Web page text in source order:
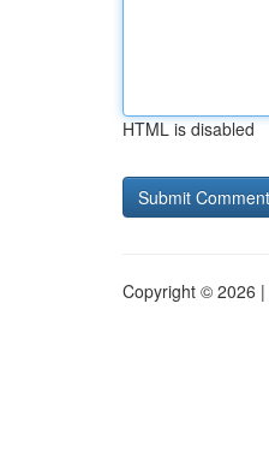
HTML is disabled
Copyright © 2026 |